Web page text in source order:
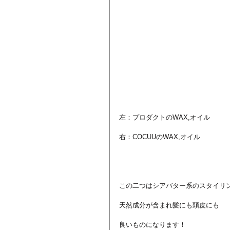
左：プロダクトのWAX,オイル
右：COCUUのWAX,オイル
この二つはシアバター系のスタイリ
天然成分が含まれ髪にも頭皮にも
良いものになります！